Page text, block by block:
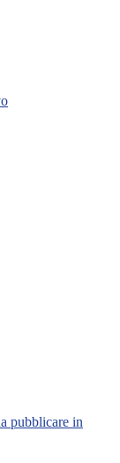
pubblicare in